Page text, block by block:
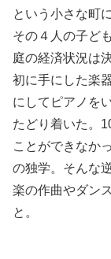
という小さな町
その４人の子ど
庭の経済状況は
初に手にした楽
にしてピアノを
たどり着いた。
ことができなか
の独学。そんな
楽の作曲やダン
と。